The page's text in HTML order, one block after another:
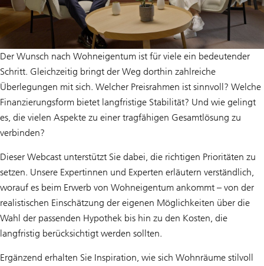
Der Wunsch nach Wohneigentum ist für viele ein bedeutender
Schritt. Gleichzeitig bringt der Weg dorthin zahlreiche
Überlegungen mit sich. Welcher Preisrahmen ist sinnvoll? Welche
Finanzierungsform bietet langfristige Stabilität? Und wie gelingt
es, die vielen Aspekte zu einer tragfähigen Gesamtlösung zu
verbinden?
Dieser Webcast unterstützt Sie dabei, die richtigen Prioritäten zu
setzen. Unsere Expertinnen und Experten erläutern verständlich,
worauf es beim Erwerb von Wohneigentum ankommt – von der
realistischen Einschätzung der eigenen Möglichkeiten über die
Wahl der passenden Hypothek bis hin zu den Kosten, die
langfristig berücksichtigt werden sollten.
Ergänzend erhalten Sie Inspiration, wie sich Wohnräume stilvoll